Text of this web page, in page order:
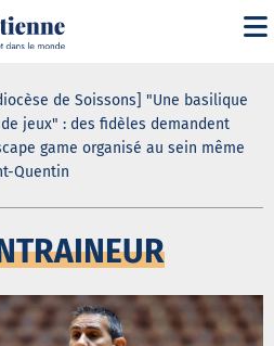
de Soissons] "Une basilique
jeux" : des fidèles demandent
game organisé au sein même
Quentin